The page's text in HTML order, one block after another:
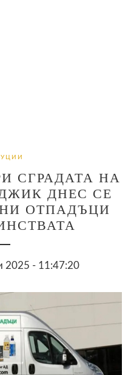
СГРАДАТА НА
ДНЕС СЕ
ОТПАДЪЦИ
2025 - 11:47:20